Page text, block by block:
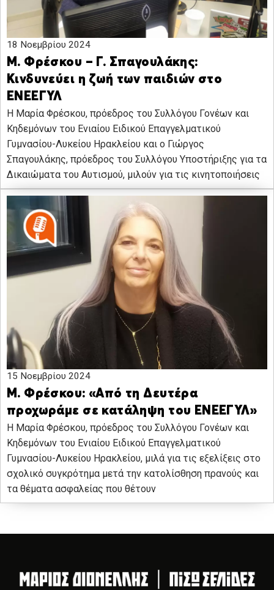
18 Νοεμβρίου 2024
Μ. Φρέσκου – Γ. Σπαγουλάκης:
Κινδυνεύει η ζωή των παιδιών στο
ΕΝΕΕΓΥΛ
Η Μαρία Φρέσκου, πρόεδρος του Συλλόγου Γονέων και
Κηδεμόνων του Ενιαίου Ειδικού Επαγγελματικού
Γυμνασίου-Λυκείου Ηρακλείου και ο Γιώργος
Σπαγουλάκης, πρόεδρος του Συλλόγου Υποστήριξης για τα
Δικαιώματα του Αυτισμού, μιλούν για τις κινητοποιήσεις
15 Νοεμβρίου 2024
Μ. Φρέσκου: «Από τη Δευτέρα
προχωράμε σε κατάληψη του ΕΝΕΕΓΥΛ»
Η Μαρία Φρέσκου, πρόεδρος του Συλλόγου Γονέων και
Κηδεμόνων του Ενιαίου Ειδικού Επαγγελματικού
Γυμνασίου-Λυκείου Ηρακλείου, μιλά για τις εξελίξεις στο
σχολικό συγκρότημα μετά την κατολίσθηση πρανούς και
τα θέματα ασφαλείας που θέτουν